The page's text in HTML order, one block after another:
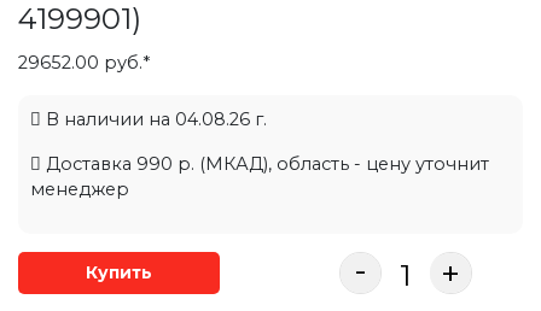
4199901)
29652.00 руб.*
В наличии на 04.08.26 г.
Доставка 990 р. (МКАД), область - цену уточнит
менеджер
Купить - +